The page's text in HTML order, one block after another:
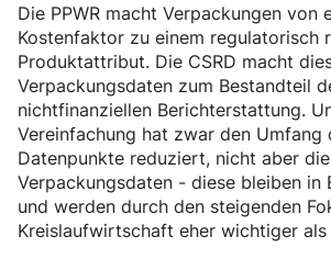
Die PPWR macht Verpackungen von
Kostenfaktor zu einem regulatorisch
Produktattribut. Die CSRD macht
Verpackungsdaten zum Bestandteil
nichtfinanziellen Berichterstattung.
Vereinfachung hat zwar den Umfang
Datenpunkte reduziert, nicht aber
Verpackungsdaten - diese bleiben in
und werden durch den steigenden
Kreislaufwirtschaft eher wichtiger